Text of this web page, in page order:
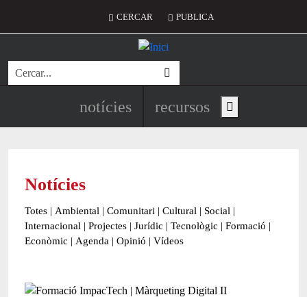
Menú del compte d'usuari
CERCAR PUBLICA
Cerca
Navegació principal de
notícies recursos Show main menu
Notícies
Totes | Ambiental | Comunitari | Cultural | Social |
Internacional | Projectes | Jurídic | Tecnològic | Formació |
Econòmic | Agenda | Opinió | Vídeos